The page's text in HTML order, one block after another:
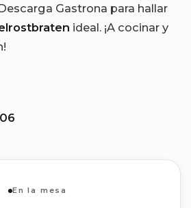
Gastrona para hallar
ideal. ¡A cocinar y
En la mesa